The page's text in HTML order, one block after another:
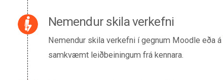
Nemendur skila verkefni
Nemendur skila verkefni í gegnum Moodle eða á
samkvæmt leiðbeiningum frá kennara.